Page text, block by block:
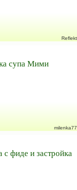
Reflekt
супа Мими
milenka77
фиде и застройка